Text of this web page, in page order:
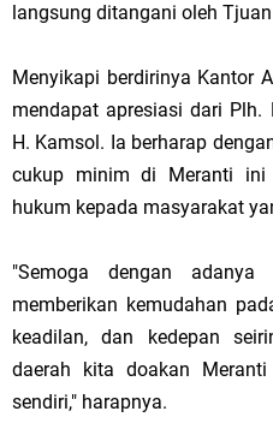
langsung ditangani oleh Tjuan
Menyikapi berdirinya Kantor
mendapat apresiasi dari Plh.
H. Kamsol. Ia berharap
cukup minim di Meranti ini
hukum kepada masyarakat
"Semoga dengan
memberikan kemudahan
keadilan, dan kedepan
daerah kita doakan
sendiri," harapnya.